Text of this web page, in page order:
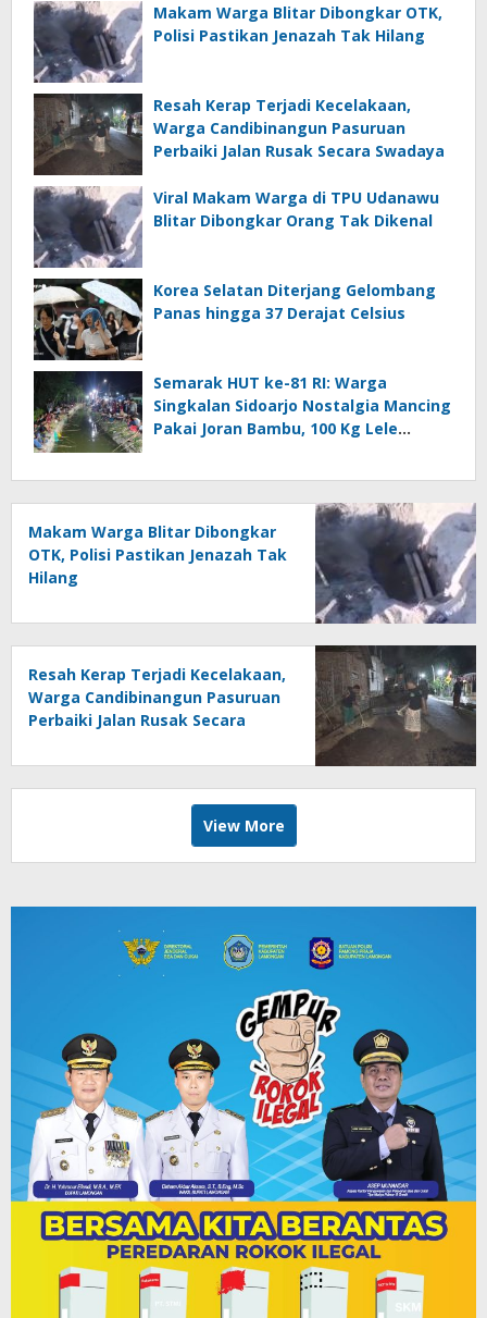
Makam Warga Blitar Dibongkar OTK,
Polisi Pastikan Jenazah Tak Hilang
Resah Kerap Terjadi Kecelakaan,
Warga Candibinangun Pasuruan
Perbaiki Jalan Rusak Secara Swadaya
Viral Makam Warga di TPU Udanawu
Blitar Dibongkar Orang Tak Dikenal
Korea Selatan Diterjang Gelombang
Panas hingga 37 Derajat Celsius
Semarak HUT ke-81 RI: Warga
Singkalan Sidoarjo Nostalgia Mancing
Pakai Joran Bambu, 100 Kg Lele
Makam Warga Blitar Dibongkar
OTK, Polisi Pastikan Jenazah Tak
Hilang
Resah Kerap Terjadi Kecelakaan,
Warga Candibinangun Pasuruan
Perbaiki Jalan Rusak Secara
View More